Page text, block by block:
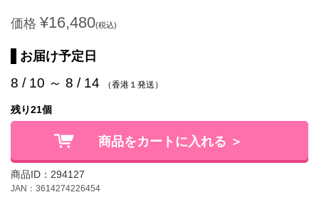
価格 ¥16,480(税込)
お届け予定日
8 / 10 ～ 8 / 14 （香港１発送）
残り21個
商品をカートに入れる ＞
商品ID：294127
JAN：3614274226454